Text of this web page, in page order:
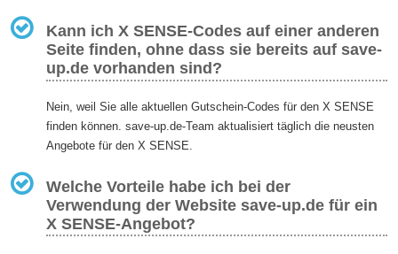
Kann ich X SENSE-Codes auf einer anderen
Seite finden, ohne dass sie bereits auf save-
up.de vorhanden sind?
Nein, weil Sie alle aktuellen Gutschein-Codes für den X SENSE
finden können. save-up.de-Team aktualisiert täglich die neusten
Angebote für den X SENSE.
Welche Vorteile habe ich bei der
Verwendung der Website save-up.de für ein
X SENSE-Angebot?